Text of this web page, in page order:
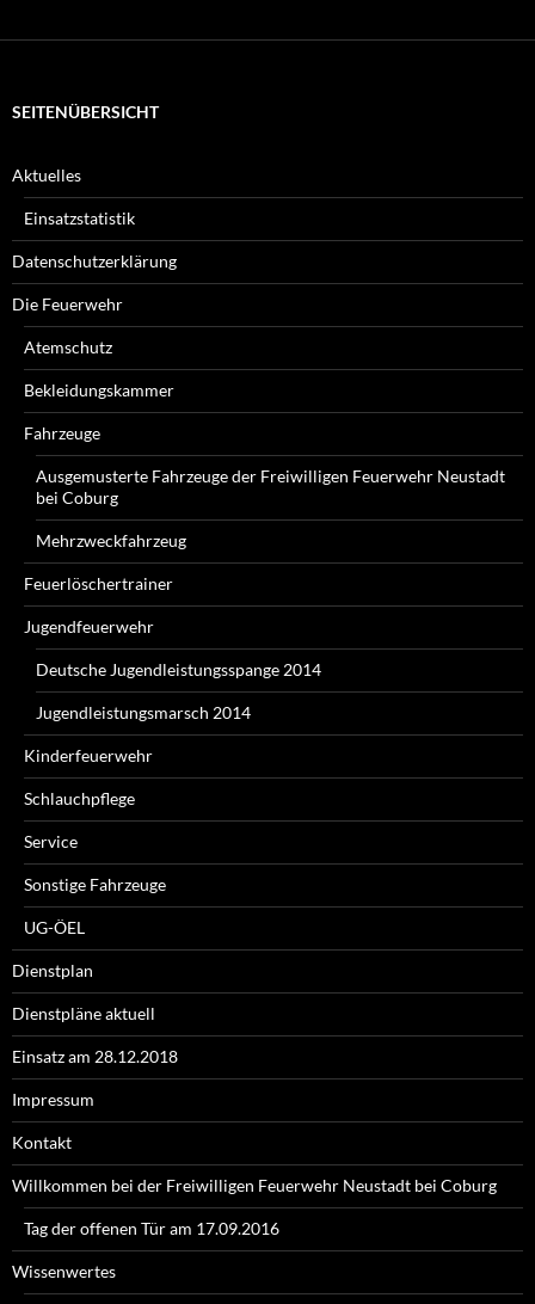
SEITENÜBERSICHT
Aktuelles
Einsatzstatistik
Datenschutzerklärung
Die Feuerwehr
Atemschutz
Bekleidungskammer
Fahrzeuge
Ausgemusterte Fahrzeuge der Freiwilligen Feuerwehr Neustadt
bei Coburg
Mehrzweckfahrzeug
Feuerlöschertrainer
Jugendfeuerwehr
Deutsche Jugendleistungsspange 2014
Jugendleistungsmarsch 2014
Kinderfeuerwehr
Schlauchpflege
Service
Sonstige Fahrzeuge
UG-ÖEL
Dienstplan
Dienstpläne aktuell
Einsatz am 28.12.2018
Impressum
Kontakt
Willkommen bei der Freiwilligen Feuerwehr Neustadt bei Coburg
Tag der offenen Tür am 17.09.2016
Wissenwertes